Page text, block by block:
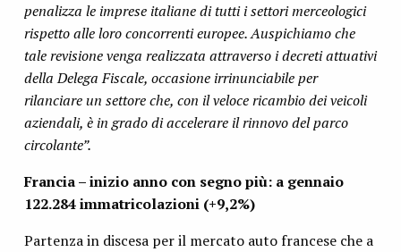
penalizza le imprese italiane di tutti i settori merceologici
rispetto alle loro concorrenti europee. Auspichiamo che
tale revisione venga realizzata attraverso i decreti attuativi
della Delega Fiscale, occasione irrinunciabile per
rilanciare un settore che, con il veloce ricambio dei veicoli
aziendali, è in grado di accelerare il rinnovo del parco
circolante”.
Francia – inizio anno con segno più: a gennaio
122.284 immatricolazioni (+9,2%)
Partenza in discesa per il mercato auto francese che a